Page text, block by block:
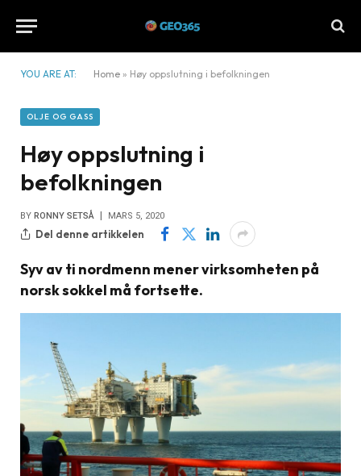
YOU ARE AT: Home » Høy oppslutning i befolkningen
OLJE OG GASS
Høy oppslutning i
befolkningen
BY RONNY SETSÅ MARS 5, 2020
Del denne artikkelen
Syv av ti nordmenn mener virksomheten på
norsk sokkel må fortsette.